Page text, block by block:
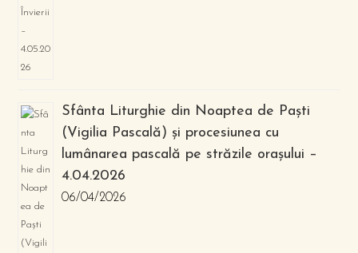
Sfânta Liturghie din Noaptea de Paști
(Vigilia Pascală) și procesiunea cu
lumânarea pascală pe străzile orașului –
4.04.2026
06/04/2026